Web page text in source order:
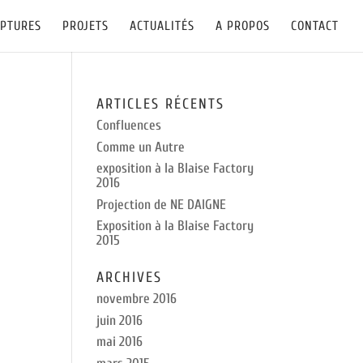
PROJETS ACTUALITÉS A PROPOS CONTACT
ARTICLES RÉCENTS
Confluences
Comme un Autre
exposition à la Blaise Factory
2016
Projection de NE DAIGNE
Exposition à la Blaise Factory
2015
ARCHIVES
novembre 2016
juin 2016
mai 2016